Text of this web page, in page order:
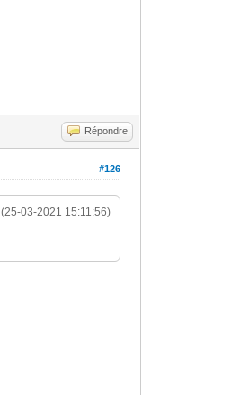
Répondre
#126
(25-03-2021 15:11:56)